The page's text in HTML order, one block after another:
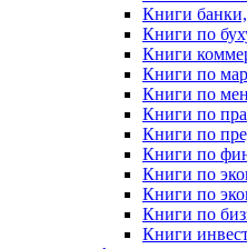
Книги
Книги по
Книги
Книги по
Книги по
Книги по
Книги по
Книги по
Книги по
Книги по
Книги по
Книги